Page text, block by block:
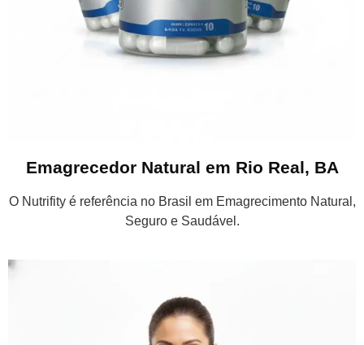
Emagrecedor Natural em Rio Real, BA
O Nutrifity é referência no Brasil em Emagrecimento Natural,
Seguro e Saudável.